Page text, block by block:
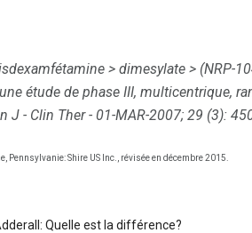
> dimesylate > (NRP-
étude de phase III, multicentrique,
J - Clin Ther - 01-MAR-2007; 29 (3):
Pennsylvanie: Shire US Inc., révisée en décembre 2015.
Quelle est la différence?